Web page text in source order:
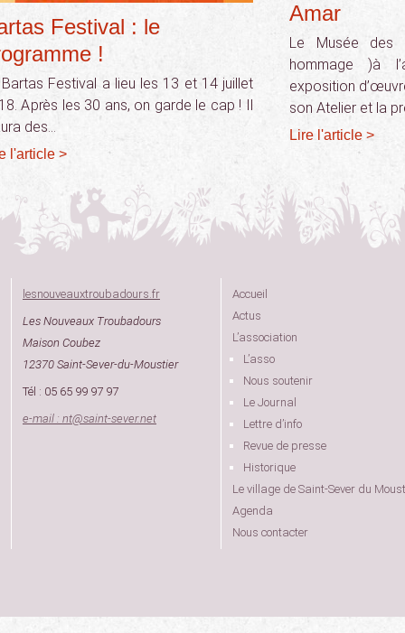
Festival : le
!
Festival a lieu les 13 et 14 juillet
Après les 30 ans, on garde le cap ! Il
des…
l'article >
Amar
Le Musée des
hommage )à
exposition
son Atelier et la
Lire l'article >
lesnouveauxtroubadours.fr
Les Nouveaux Troubadours
Maison Coubez
12370 Saint-Sever-du-Moustier
Tél : 05 65 99 97 97
e-mail : nt@saint-sever.net
Accueil
Actus
L’association
L’asso
Nous soutenir
Le Journal
Lettre d’info
Revue de presse
Historique
Le village de Saint-Sever du
Agenda
Nous contacter